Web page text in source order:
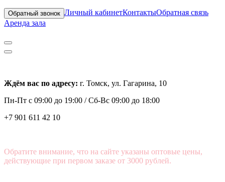
Обратный звонок Личный кабинетКонтактыОбратная связь
Аренда зала
Ждём вас по адресу: г. Томск, ул. Гагарина, 10
Пн-Пт с 09:00 до 19:00 /Сб-Вс 09:00 до 18:00
+7 901 611 42 10
Обратите внимание, что на сайте указаны оптовые цены,
действующие при первом заказе от 3000 рублей.